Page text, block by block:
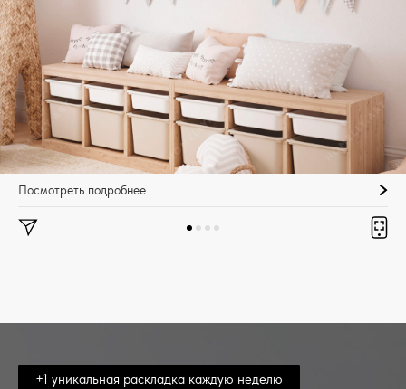
Посмотреть подробнее
+1 уникальная раскладка каждую неделю